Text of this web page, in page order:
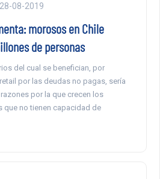
28-08-2019
morosos en Chile
de personas
del cual se benefician, por
por las deudas no pagas, sería
por la que crecen los
que no tienen capacidad de